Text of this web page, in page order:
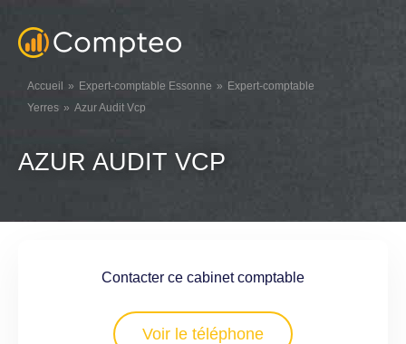
Accueil Expert-comptable Essonne
Expert-comptable
Yerres
Azur Audit Vcp
AZUR AUDIT VCP
Contacter ce cabinet comptable
Voir le téléphone